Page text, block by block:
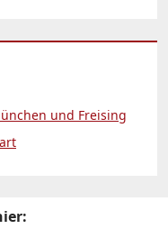
und Freising